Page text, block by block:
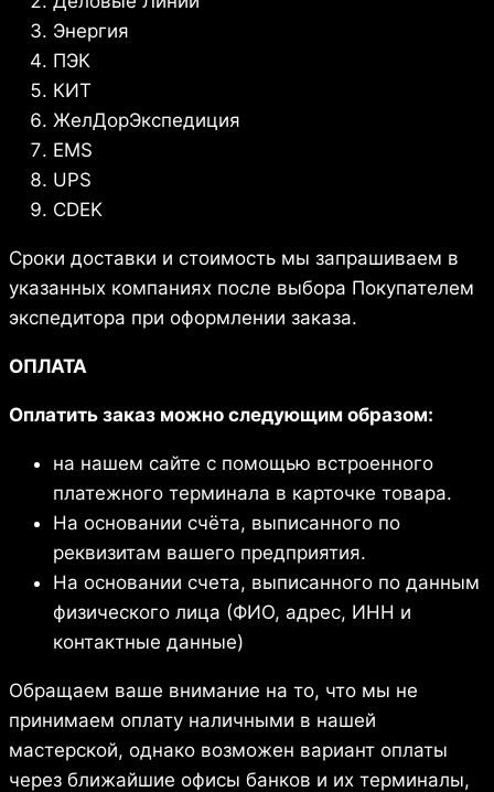
Энергия
ПЭК
КИТ
ЖелДорЭкспедиция
EMS
UPS
CDEK
Сроки доставки и стоимость мы запрашиваем в
указанных компаниях после выбора Покупателем
экспедитора при оформлении заказа.
ОПЛАТА
Оплатить заказ можно следующим образом:
на нашем сайте с помощью встроенного
платежного терминала в карточке товара.
На основании счёта, выписанного по
реквизитам вашего предприятия.
На основании счета, выписанного по данным
физического лица (ФИО, адрес, ИНН и
контактные данные)
Обращаем ваше внимание на то, что мы не
принимаем оплату наличными в нашей
мастерской, однако возможен вариант оплаты
через ближайшие офисы банков и их терминалы,